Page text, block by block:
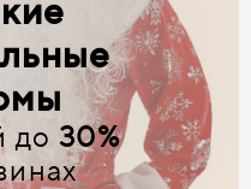
до 30%